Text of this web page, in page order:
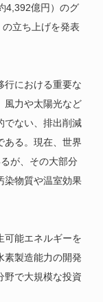
4,392億円）のグ
立ち上げを発表
行における重要な
風力や太陽光など
でない、排出削減
ある。現在、世界
が、その大部分
染物質や温室効果
可能エネルギーを
素製造能力の開発
野で大規模な投資